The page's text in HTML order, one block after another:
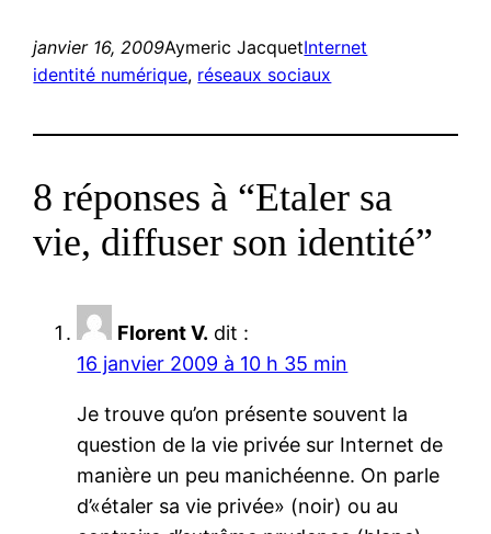
janvier 16, 2009Aymeric JacquetInternet
identité numérique, réseaux sociaux
8 réponses à “Etaler sa
vie, diffuser son identité”
Florent V. dit :
16 janvier 2009 à 10 h 35 min
Je trouve qu’on présente souvent la
question de la vie privée sur Internet de
manière un peu manichéenne. On parle
d’«étaler sa vie privée» (noir) ou au